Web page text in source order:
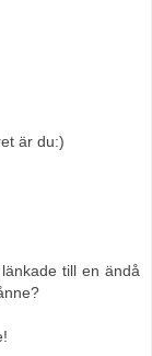
är du:)
till en ändå